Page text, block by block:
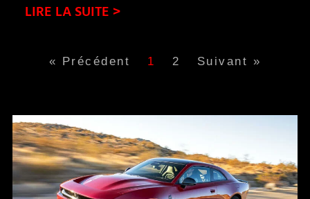
LIRE LA SUITE >
« Précédent 1 2 Suivant »